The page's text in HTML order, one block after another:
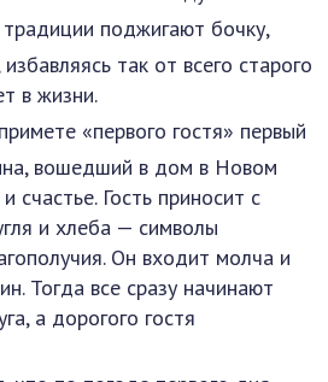
поджигают бочку,
так от всего старого
в жизни.
«первого гостя» первый
вошедший в дом в Новом
счастье. Гость приносит с
и хлеба — символы
Он входит молча и
Тогда все сразу начинают
а дорогого гостя